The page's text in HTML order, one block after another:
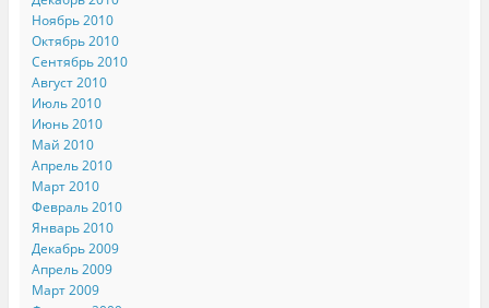
Ноябрь 2010
Октябрь 2010
Сентябрь 2010
Август 2010
Июль 2010
Июнь 2010
Май 2010
Апрель 2010
Март 2010
Февраль 2010
Январь 2010
Декабрь 2009
Апрель 2009
Март 2009